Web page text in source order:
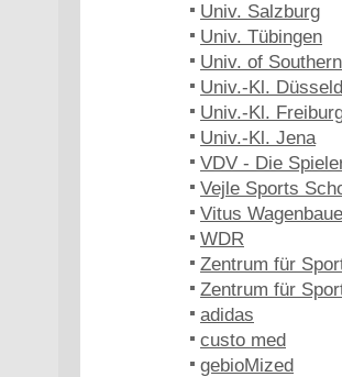
Univ. Salzburg
Univ. Tübingen
Univ. of
Univ.-Kl.
Univ.-Kl.
Univ.-Kl. Jena
VDV - Die
Vejle Sports
Vitus
WDR
Zentrum für
Zentrum für
adidas
custo med
gebioMized